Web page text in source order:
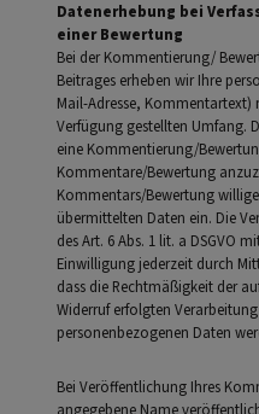
Datenerhebung bei
einer Bewertung
Bei der Kommentierung/
Beitrages erheben wir Ihre
Mail-Adresse,
Verfügung gestellten Umfang.
eine Kommentierung/
Kommentare/Bewertung
Kommentars/Bewertung
übermittelten Daten ein. Die
des Art. 6 Abs. 1 lit. a DSGVO
Einwilligung jederzeit durch
dass die Rechtmäßigkeit der
Widerruf erfolgten
personenbezogenen Daten
Bei Veröffentlichung Ihres